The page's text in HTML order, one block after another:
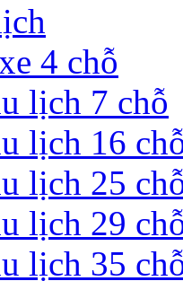
4 chỗ
lịch 7 chỗ
lịch 16
lịch 25
lịch 29
lịch 35